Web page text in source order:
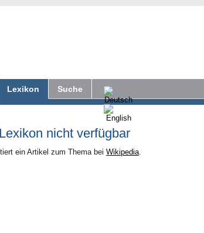
Lexikon Suche
nicht verfügbar
ein Artikel zum Thema bei Wikipedia.